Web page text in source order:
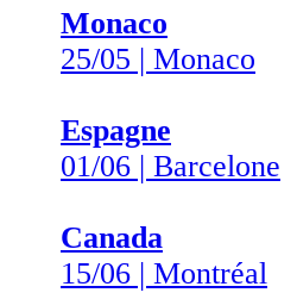
Monaco
25/05 | Monaco
Espagne
01/06 | Barcelone
Canada
15/06 | Montréal